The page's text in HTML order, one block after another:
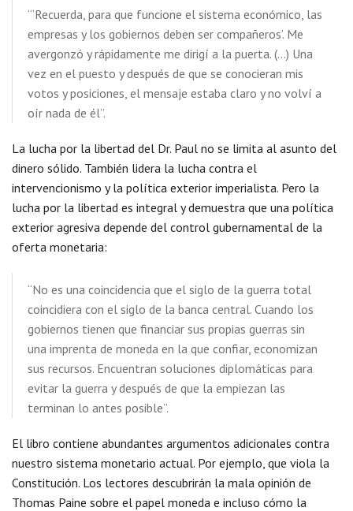
“‘Recuerda, para que funcione el sistema económico, las
empresas y los gobiernos deben ser compañeros’. Me
avergonzó y rápidamente me dirigí a la puerta. (…) Una
vez en el puesto y después de que se conocieran mis
votos y posiciones, el mensaje estaba claro y no volví a
oír nada de él”.
La lucha por la libertad del Dr. Paul no se limita al asunto del
dinero sólido. También lidera la lucha contra el
intervencionismo y la política exterior imperialista. Pero la
lucha por la libertad es integral y demuestra que una política
exterior agresiva depende del control gubernamental de la
oferta monetaria:
“No es una coincidencia que el siglo de la guerra total
coincidiera con el siglo de la banca central. Cuando los
gobiernos tienen que financiar sus propias guerras sin
una imprenta de moneda en la que confiar, economizan
sus recursos. Encuentran soluciones diplomáticas para
evitar la guerra y después de que la empiezan las
terminan lo antes posible”.
El libro contiene abundantes argumentos adicionales contra
nuestro sistema monetario actual. Por ejemplo, que viola la
Constitución. Los lectores descubrirán la mala opinión de
Thomas Paine sobre el papel moneda e incluso cómo la